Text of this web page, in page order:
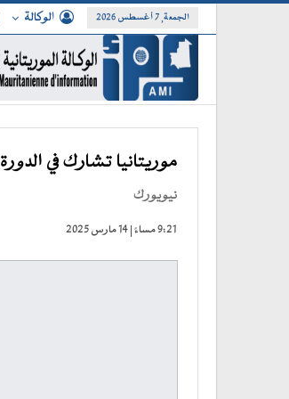
الجمعة, 7 أغسطس 2026 الوكالة
موريتانيا تشارك في الدورة 69 للجنة وضع المرأة بالأمم المتحدة
نيويورك
9:21 مساءً | 14 مارس 2025